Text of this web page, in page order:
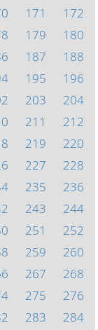
171
172
179
180
187
188
195
196
203
204
211
212
219
220
227
228
235
236
243
244
251
252
259
260
267
268
275
276
283
284